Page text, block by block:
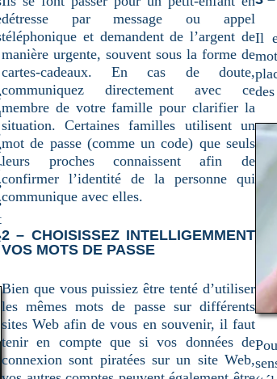
détresse par message ou appel
téléphonique et demandent de l’argent de
manière urgente, souvent sous la forme de
cartes-cadeaux. En cas de doute,
communiquez directement avec ce
membre de votre famille pour clarifier la
situation. Certaines familles utilisent un
mot de passe (comme un code) que seuls
leurs proches connaissent afin de
confirmer l’identité de la personne qui
communique avec elles.
2 – CHOISISSEZ INTELLIGEMMENT
VOS MOTS DE PASSE
Bien que vous puissiez être tenté d’utiliser
les mêmes mots de passe sur différents
sites Web afin de vous en souvenir, il faut
tenir en compte que si vos données de
connexion sont piratées sur un site Web,
Il